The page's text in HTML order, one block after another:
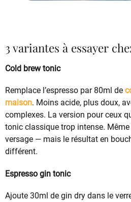
3 variantes à essayer
Cold brew tonic
Remplace l’espresso par 80ml de
maison. Moins acide, plus doux,
complexes. La version pour ceux
tonic classique trop intense.
versage — mais le résultat en
différent.
Espresso gin tonic
Ajoute 30ml de gin dry dans le